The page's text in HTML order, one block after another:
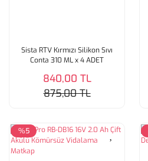
Sista RTV Kırmızı Silikon Sıvı
Conta 310 ML x 4 ADET
840,00 TL
875,00 TL
%5